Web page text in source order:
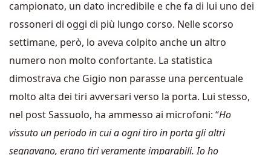
campionato, un dato incredibile e che fa di lui uno dei
rossoneri di oggi di più lungo corso. Nelle scorso
settimane, però, lo aveva colpito anche un altro
numero non molto confortante. La statistica
dimostrava che Gigio non parasse una percentuale
molto alta dei tiri avversari verso la porta. Lui stesso,
nel post Sassuolo, ha ammesso ai microfoni: “Ho
vissuto un periodo in cui a ogni tiro in porta gli altri
segnavano, erano tiri veramente imparabili. Io ho